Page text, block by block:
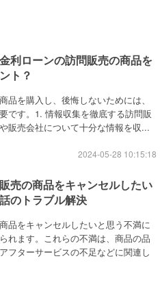
利ローンの訪問販売の商品を
ト？
を購入し、後悔しないためには、
です。1. 情報収集を徹底する訪問販
販売会社について十分な情報を収...
2024-05-28 10:15:18
売の商品をキャンセルしたい
のトラブル解決
品をキャンセルしたいと思う不満に
れます。これらの不満は、商品の品
フターサービスの不足などに関連し